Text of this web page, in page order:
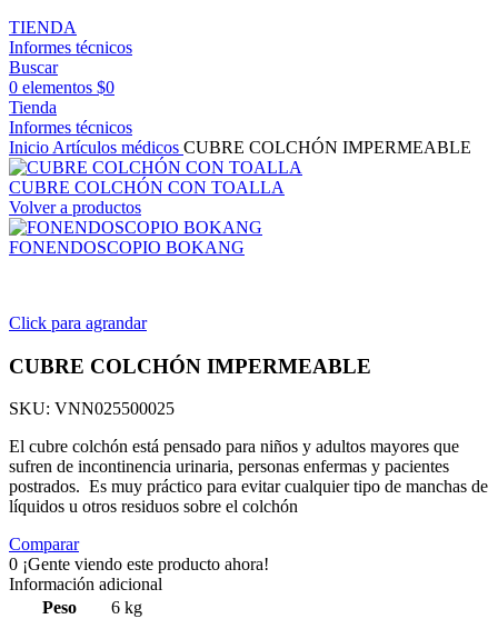
TIENDA
Informes técnicos
Buscar
0 elementos $0
Tienda
Informes técnicos
Inicio Artículos médicos CUBRE COLCHÓN IMPERMEABLE
CUBRE COLCHÓN CON TOALLA
Volver a productos
FONENDOSCOPIO BOKANG
Click para agrandar
CUBRE COLCHÓN IMPERMEABLE
SKU: VNN025500025
El cubre colchón está pensado para niños y adultos mayores que
sufren de incontinencia urinaria, personas enfermas y pacientes
postrados. Es muy práctico para evitar cualquier tipo de manchas de
líquidos u otros residuos sobre el colchón
Comparar
0 ¡Gente viendo este producto ahora!
Información adicional
Peso
6 kg